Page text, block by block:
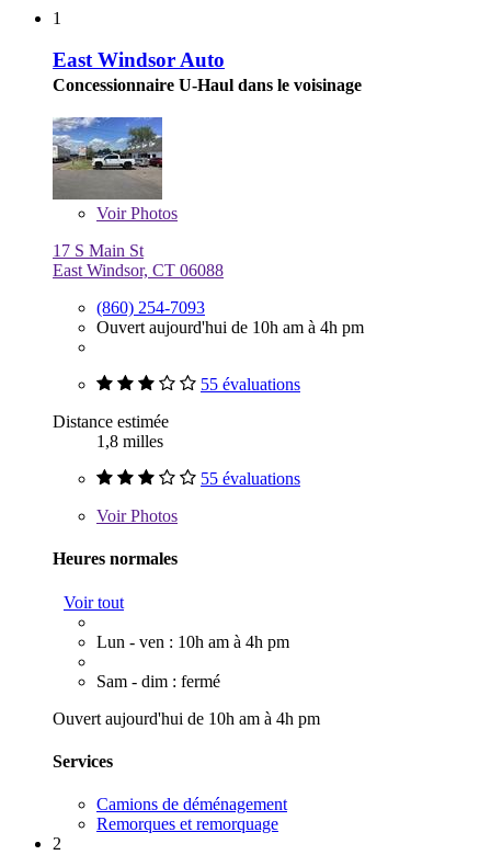
1
East Windsor Auto
Concessionnaire U-Haul dans le voisinage
VoirPhotos
17 S Main St
East Windsor, CT 06088
(860) 254-7093
Ouvert aujourd'hui de 10h am à 4h pm
55 évaluations
Distance estimée
1,8 milles
55 évaluations
VoirPhotos
Heures normales
Voir tout
Lun - ven : 10h am à 4h pm
Sam - dim : fermé
Ouvert aujourd'hui de 10h am à 4h pm
Services
Camions de déménagement
Remorques et remorquage
2